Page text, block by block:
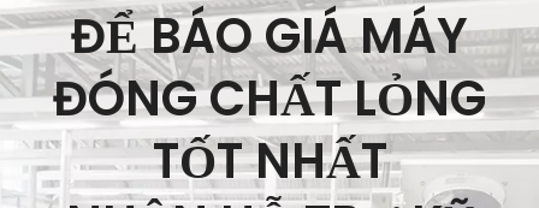
ĐỂ BÁO GIÁ MÁY
ĐÓNG CHẤT LỎNG
TỐT NHẤT